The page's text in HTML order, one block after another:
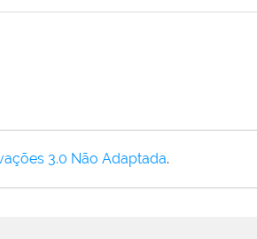
3.0 Não Adaptada.